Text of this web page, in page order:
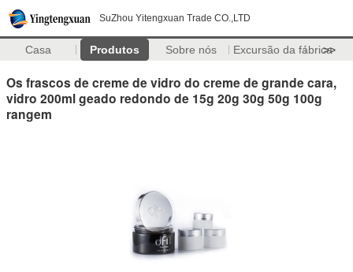
SuZhou Yitengxuan Trade CO.,LTD
Casa Produtos Sobre nós Excursão da fábrica
>>
Os frascos de creme de vidro do creme de grande cara,
vidro 200ml geado redondo de 15g 20g 30g 50g 100g
rangem